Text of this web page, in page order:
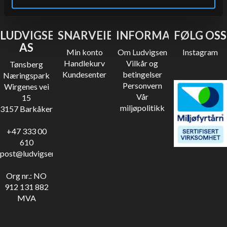
LUDVIGSEN
AS
Tønsberg
Næringspark
Wirgenes vei
15
3157 Barkåker
+47 333 00
610
post@ludvigsen.no
Org nr.: NO
912 131 882
MVA
SNARVEIER
Min konto
Handlekurv
Kundesenter
INFORMASJON
Om Ludvigsen
Vilkår og
betingelser
Personvern
Vår
miljøpolitikk
FØLG OSS
Instagram